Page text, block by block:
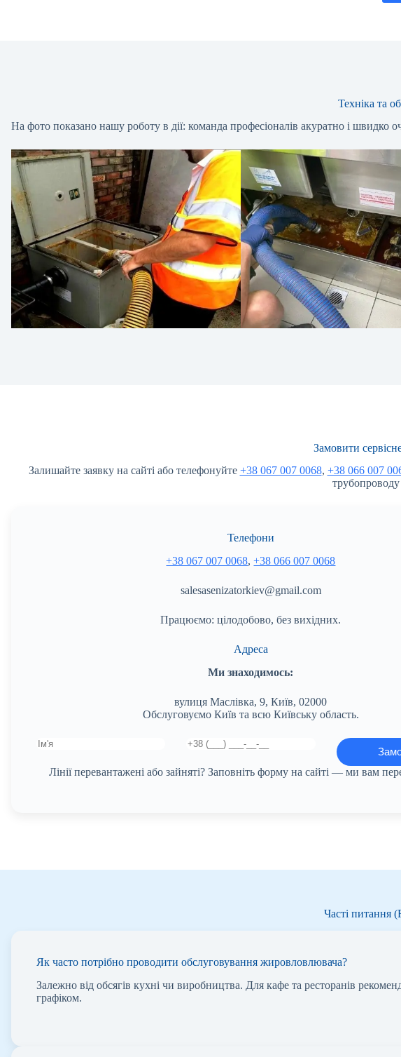
Техніка та
На фото показано нашу роботу в дії: команда професіоналів акуратно і
Замовити
Залишайте заявку на сайті або телефонуйте +38 067 007 0068, +38 066 007
трубопроводу
Телефони
+38 067 007 0068,+38 066 007 0068
salesasenizatorkiev@gmail.com
Працюємо: цілодобово, без вихідних.
Адреса
Ми знаходимось:
вулиця Маслівка, 9, Київ, 02000
Обслуговуємо Київ та всю Київську область.
Лінії перевантажені або зайняті? Заповніть форму на сайті — ми вам
Часті питання
Як часто потрібно проводити обслуговування жировловлювача?
Залежно від обсягів кухні чи виробництва. Для кафе та ресторанів
графіком.